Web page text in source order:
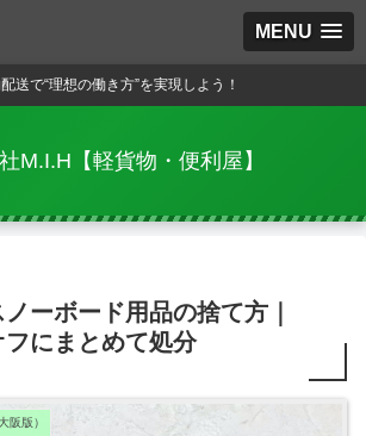
MENU
送で“理想の働き方”を実現しよう！
M.I.H【軽貨物・便利屋】
ノーボード用品の捨て方｜
フにまとめて処分
阪版）